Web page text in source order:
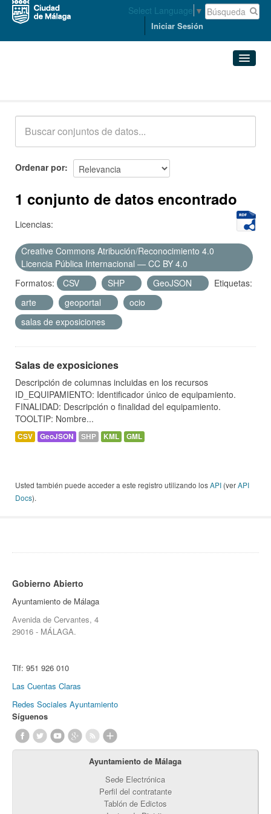
Select Language ▼
Iniciar Sesión
Acerca de
Ordenar por
1 conjunto de datos encontrado
Licencias:
Creative Commons Atribución/Reconocimiento 4.0
Licencia Pública Internacional — CC BY 4.0
Formatos:
CSV SHP GeoJSON
Etiquetas:
arte
geoportal
ocio
salas de exposiciones
Salas de exposiciones
Descripción de columnas incluidas en los recursos
ID_EQUIPAMIENTO: Identificador único de equipamiento.
FINALIDAD: Descripción o finalidad del equipamiento.
TOOLTIP: Nombre...
CSV GeoJSON SHP KML GML
Usted también puede acceder a este registro utilizando losAPI (verAPI
Docs).
Gobierno Abierto
Ayuntamiento de Málaga
Avenida de Cervantes, 4
29016 - MÁLAGA.
Tlf: 951 926 010
Las Cuentas Claras
Redes Sociales Ayuntamiento
Síguenos
Ayuntamiento de Málaga
Sede Electrónica
Perfil del contratante
Tablón de Edictos